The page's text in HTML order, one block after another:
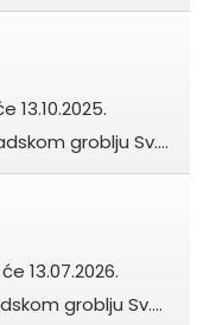
13.10.2025.
groblju Sv.…
13.07.2026.
groblju Sv.…